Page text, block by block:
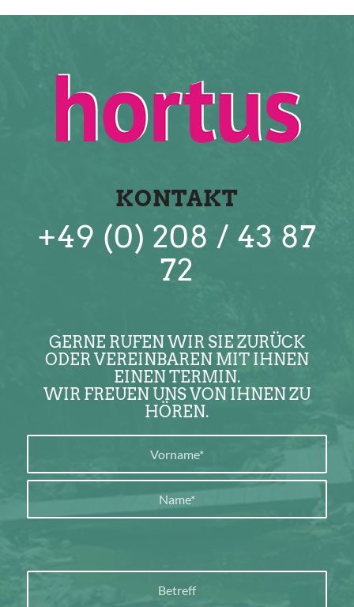
KONTAKT
+49 (0) 208 / 43 87
72
GERNE RUFEN WIR SIE ZURÜCK
ODER VEREINBAREN MIT IHNEN
EINEN TERMIN.
WIR FREUEN UNS VON IHNEN ZU
HÖREN.